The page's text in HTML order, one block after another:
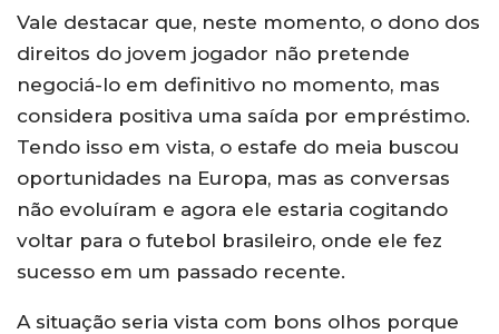
Vale destacar que, neste momento, o dono dos
direitos do jovem jogador não pretende
negociá-lo em definitivo no momento, mas
considera positiva uma saída por empréstimo.
Tendo isso em vista, o estafe do meia buscou
oportunidades na Europa, mas as conversas
não evoluíram e agora ele estaria cogitando
voltar para o futebol brasileiro, onde ele fez
sucesso em um passado recente.
A situação seria vista com bons olhos porque